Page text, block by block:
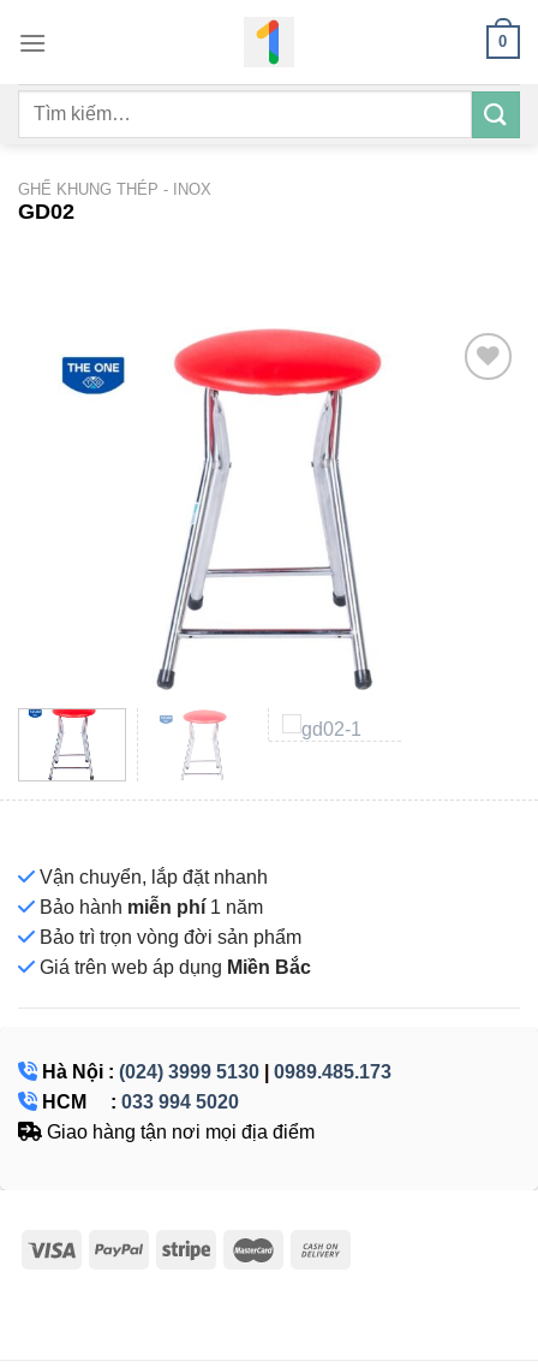
qua
dung
0
Tìm
GHẾ KHUNG THÉP - INOX
GD02
Vận chuyển, lắp đặt nhanh
Bảo hành miễn phí 1 năm
Bảo trì trọn vòng đời sản phẩm
Giá trên web áp dụng Miền Bắc
Hà Nội : (024) 3999 5130
0989.485.173
HCM : 033 994 5020
Giao hàng tận nơi mọi địa điểm